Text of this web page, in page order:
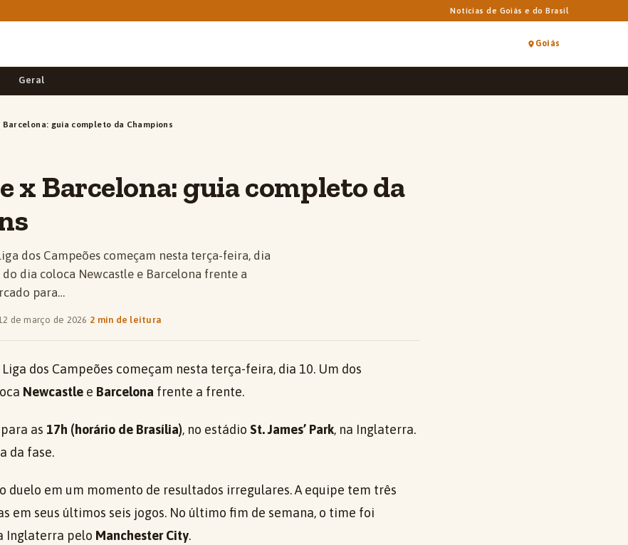
Notícias de Goiás e do Brasil
Goiás
Geral
guia completo da Champions
x Barcelona: guia completo da
dos Campeões começam nesta terça-feira, dia
dia coloca Newcastle e Barcelona frente a
para…
de março de 2026 ·2 min de leitura
dos Campeões começam nesta terça-feira, dia 10. Um dos
Newcastle e Barcelona frente a frente.
as 17h (horário de Brasília), no estádio St. James’ Park, na Inglaterra.
da fase.
duelo em um momento de resultados irregulares. A equipe tem três
em seus últimos seis jogos. No último fim de semana, o time foi
Inglaterra pelo Manchester City.